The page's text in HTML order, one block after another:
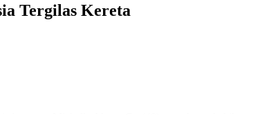
Tergilas Kereta